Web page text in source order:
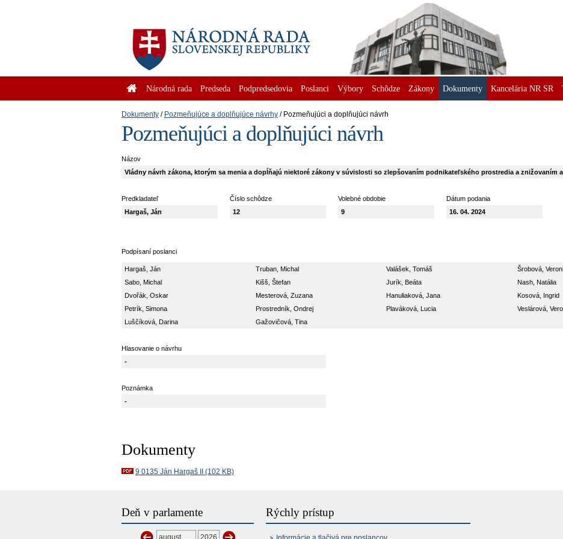
Národná rada Predseda Podpredsedovia Poslanci Výbory Schôdze Zákony Dokumenty Kancelária NR SR
Dokumenty Pozmeňujúce a doplňujúce návrhy Pozmeňujúci a doplňujúci návrh
Pozmeňujúci a doplňujúci návrh
Názov
Vládny návrh zákona, ktorým sa menia a dopĺňajú niektoré zákony v súvislosti so zlepšovaním podnikateľského prostredia a znižovaním
Predkladateľ
Hargaš, Ján
Číslo schôdze
12
Volebné obdobie
9
Dátum podania
16. 04. 2024
Podpísaní poslanci
Hargaš, Ján Truban, Michal Valášek, Tomáš
Šrobová,
Sabo, Michal
Kišš, Štefan Jurík, Beáta
Nash, Natália
Dvořák, Oskar
Mesterová, Zuzana Hanuliaková, Jana
Kosová, Ingrid
Petrík, Simona
Prostredník, Ondrej Plaváková, Lucia
Veslárová,
Luščíková, Darina
Gažovičová, Tina
Hlasovanie o návrhu
-
Poznámka
-
Dokumenty
9 0135 Ján Hargaš II (102 KB)
Deň v parlamente Rýchly prístup